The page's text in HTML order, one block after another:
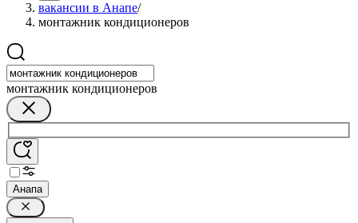
вакансии в Анапе/
монтажник кондиционеров
монтажник кондиционеров
Анапа